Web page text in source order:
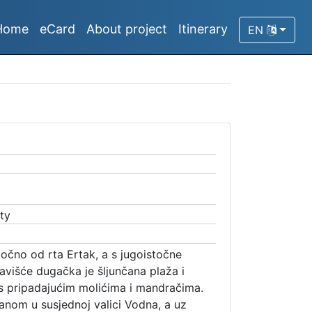
eCard About project Itinerary EN
od rta Ertak, a s jugoistočne
dugačka je šljunčana plaža i
pripadajućim molićima i mandračima.
u susjednoj valici Vodna, a uz